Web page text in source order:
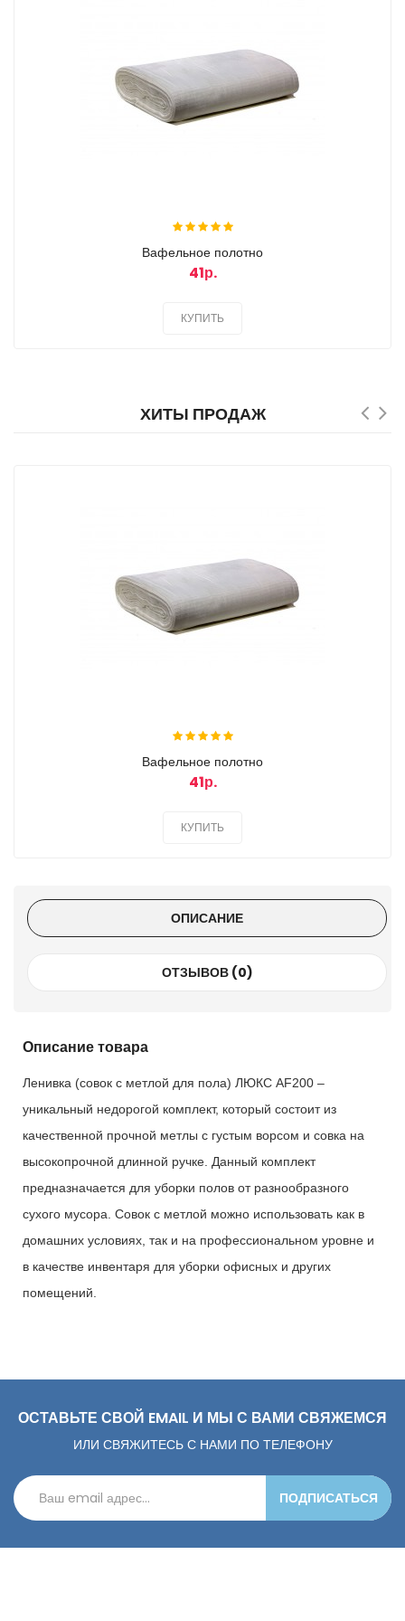
Вафельное полотно
41р.
КУПИТЬ
ХИТЫ ПРОДАЖ
Вафельное полотно
41р.
КУПИТЬ
ОПИСАНИЕ
ОТЗЫВОВ (0)
Описание товара
Ленивка (совок с метлой для пола) ЛЮКС AF200 –
уникальный недорогой комплект, который состоит из
качественной прочной метлы с густым ворсом и совка на
высокопрочной длинной ручке. Данный комплект
предназначается для уборки полов от разнообразного
сухого мусора. Совок с метлой можно использовать как в
домашних условиях, так и на профессиональном уровне и
в качестве инвентаря для уборки офисных и других
помещений.
ОСТАВЬТЕ СВОЙ EMAIL И МЫ С ВАМИ СВЯЖЕМСЯ
ИЛИ СВЯЖИТЕСЬ С НАМИ ПО ТЕЛЕФОНУ
ПОДПИСАТЬСЯ